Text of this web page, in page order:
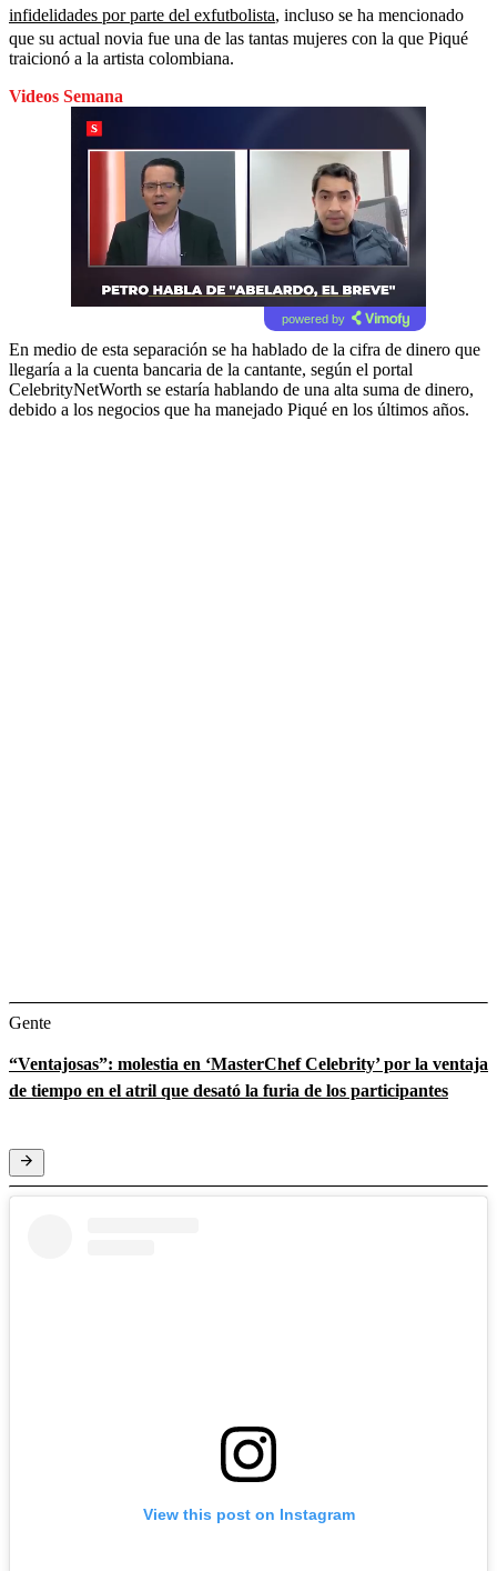
infidelidades por parte del exfutbolista, incluso se ha mencionado
que su actual novia fue una de las tantas mujeres con la que Piqué
traicionó a la artista colombiana.
Videos Semana
powered by
En medio de esta separación se ha hablado de la cifra de dinero que
llegaría a la cuenta bancaria de la cantante, según el portal
CelebrityNetWorth se estaría hablando de una alta suma de dinero,
debido a los negocios que ha manejado Piqué en los últimos años.
Gente
“Ventajosas”: molestia en ‘MasterChef Celebrity’ por la ventaja
de tiempo en el atril que desató la furia de los participantes
View this post on Instagram